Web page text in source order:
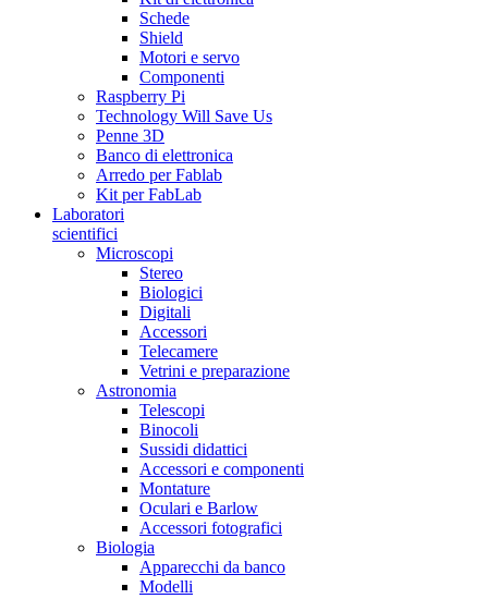
Schede
Shield
Motori e servo
Componenti
Raspberry Pi
Technology Will Save Us
Penne 3D
Banco di elettronica
Arredo per Fablab
Kit per FabLab
Laboratori
scientifici
Microscopi
Stereo
Biologici
Digitali
Accessori
Telecamere
Vetrini e preparazione
Astronomia
Telescopi
Binocoli
Sussidi didattici
Accessori e componenti
Montature
Oculari e Barlow
Accessori fotografici
Biologia
Apparecchi da banco
Modelli